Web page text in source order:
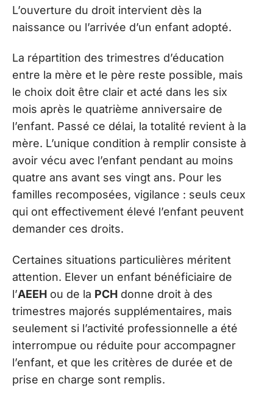
L’ouverture du droit intervient dès la
naissance ou l’arrivée d’un enfant adopté.
La répartition des trimestres d’éducation
entre la mère et le père reste possible, mais
le choix doit être clair et acté dans les six
mois après le quatrième anniversaire de
l’enfant. Passé ce délai, la totalité revient à la
mère. L’unique condition à remplir consiste à
avoir vécu avec l’enfant pendant au moins
quatre ans avant ses vingt ans. Pour les
familles recomposées, vigilance : seuls ceux
qui ont effectivement élevé l’enfant peuvent
demander ces droits.
Certaines situations particulières méritent
attention. Elever un enfant bénéficiaire de
l’AEEH ou de la PCH donne droit à des
trimestres majorés supplémentaires, mais
seulement si l’activité professionnelle a été
interrompue ou réduite pour accompagner
l’enfant, et que les critères de durée et de
prise en charge sont remplis.